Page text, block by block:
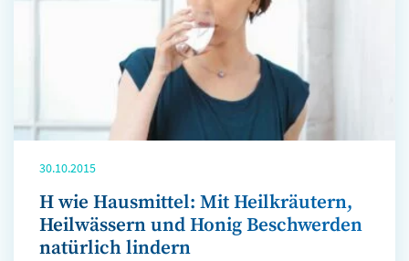
30.10.2015
H wie Hausmittel: Mit Heilkräutern,
Heilwässern und Honig Beschwerden
natürlich lindern